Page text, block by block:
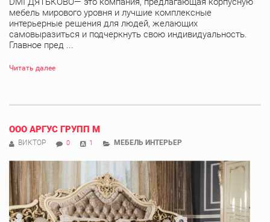
мебель мирового уровня и лучшие комплексные
интерьерные решения для людей, желающих
самовыразиться и подчеркнуть свою индивидуальность.
Главное пред ...
Читать далее
ООО АРГУС ГРУПП М
ВИКТОР 0 1 МЕБЕЛЬ ИНТЕРЬЕР